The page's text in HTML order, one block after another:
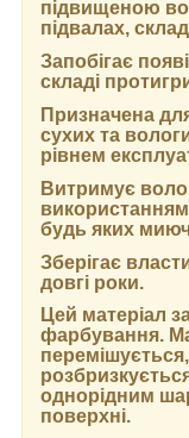
підвищеною
підвалах,
Запобігає
складі
Призначена
сухих та
рівнем
Витримує
будь яких
Зберігає
довгі роки.
Цей матеріал
фарбування.
однорідним
поверхні.